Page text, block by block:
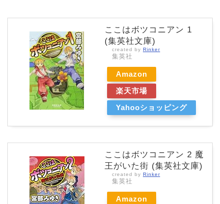
ここはボツコニアン 1
(集英社文庫)
created by Rinker
集英社
Amazon
楽天市場
Yahooショッピング
ここはボツコニアン 2 魔
王がいた街 (集英社文庫)
created by Rinker
集英社
Amazon